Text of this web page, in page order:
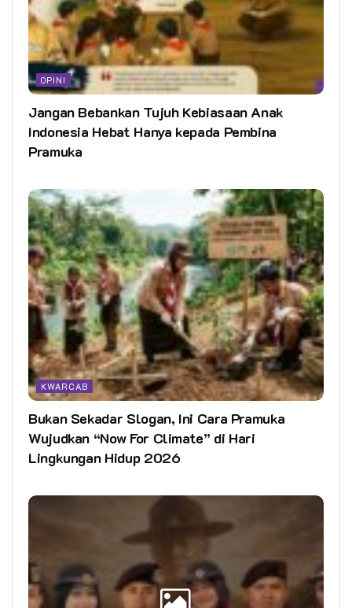
OPINI
Jangan Bebankan Tujuh Kebiasaan Anak
Indonesia Hebat Hanya kepada Pembina
Pramuka
KWARCAB
Bukan Sekadar Slogan, Ini Cara Pramuka
Wujudkan “Now For Climate” di Hari
Lingkungan Hidup 2026